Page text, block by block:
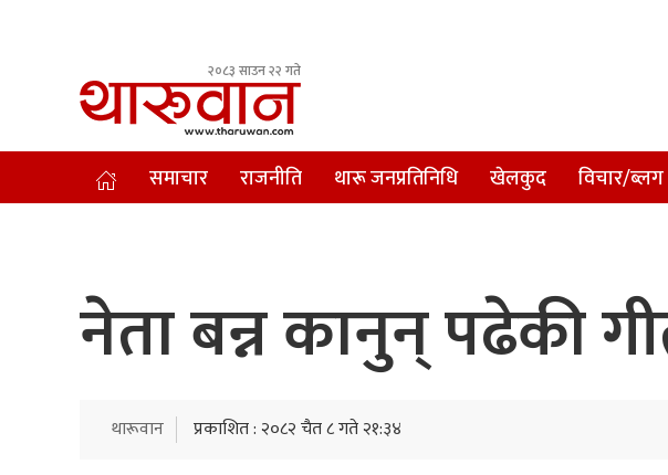
२०८३ साउन २२ गते
Leading Newsportal from Tharu Community Nepal.
समाचार राजनीति थारू जनप्रतिनिधि खेलकुद विचार/ब्लग
नेता बन्न कानुन् पढेकी
थारूवान प्रकाशित : २०८२ चैत ८ गते २१:३४